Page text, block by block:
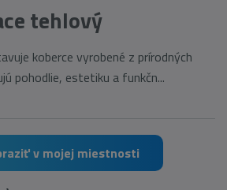
tehlový
koberce vyrobené z prírodných
pohodlie, estetiku a funkčn...
v mojej miestnosti